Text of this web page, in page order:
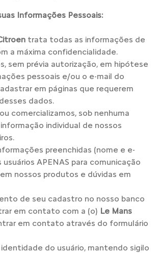
Informações Pessoais:
trata todas as informações de
a máxima confidencialidade.
sem prévia autorização, em hipótese
pessoais e/ou o e-mail do
em páginas que requerem
dados.
comercializamos, sob nenhuma
individual de nossos
preenchidas (nome e e-
usuários APENAS para comunicação
nossos produtos e dúvidas em
de seu cadastro no nosso banco
em contato com a (o) Le Mans
em contato através do formulário
identidade do usuário, mantendo sigilo